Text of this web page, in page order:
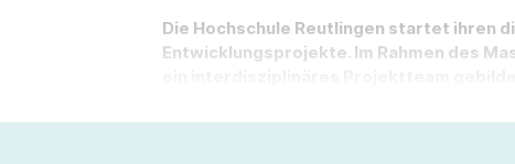
Die Hochschule Reutlingen startet ihren
Entwicklungsprojekte. Im Rahmen des